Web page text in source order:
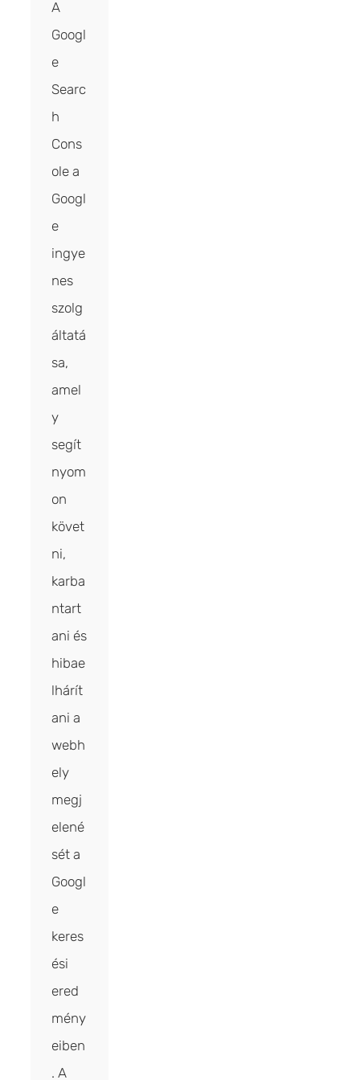
A
Googl
e
Searc
h
Cons
ole a
Googl
e
ingye
nes
szolg
áltatá
sa,
amel
y
segít
nyom
on
követ
ni,
karba
ntart
ani és
hibae
lhárít
ani a
webh
ely
megj
elené
sét a
Googl
e
keres
ési
ered
mény
eiben
. A